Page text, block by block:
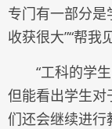
专门有一部分是
收获很大”“帮
“工科的学
但能看出学生对
们还会继续进行